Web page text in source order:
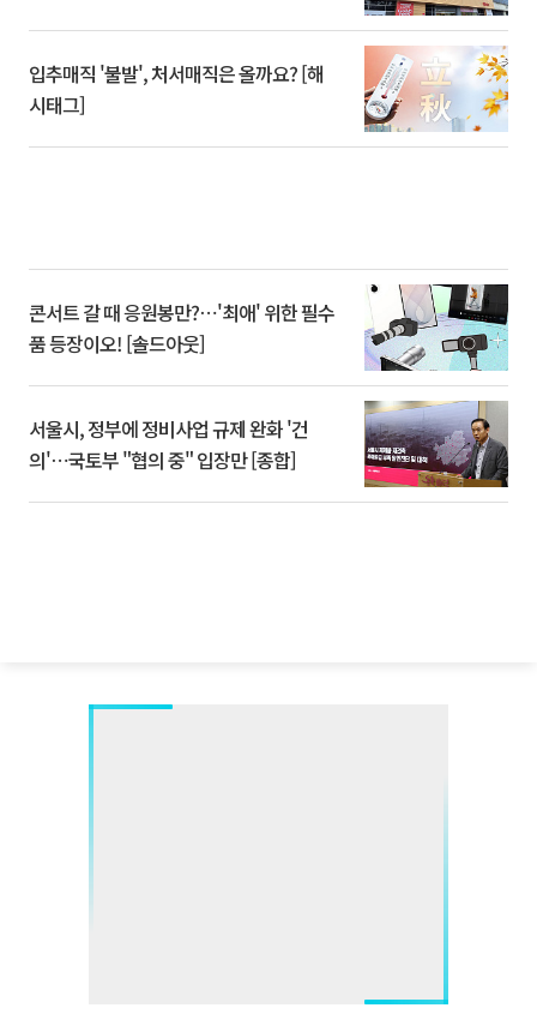
입추매직 '불발', 처서매직은 올까요? [해
시태그]
콘서트 갈 때 응원봉만?⋯'최애' 위한 필수
품 등장이오! [솔드아웃]
서울시, 정부에 정비사업 규제 완화 '건
의'⋯국토부 "협의 중" 입장만 [종합]